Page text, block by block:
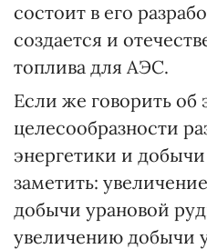
состоит в его
создается и
топлива для АЭС.
Если же говорить об
целесообразности
энергетики и
заметить:
добычи урановой
увеличению добычи